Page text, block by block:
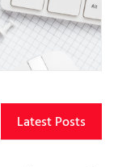
Latest Posts